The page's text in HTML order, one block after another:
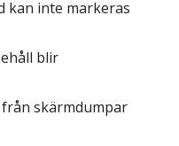
kan inte markeras
blir
skärmdumpar